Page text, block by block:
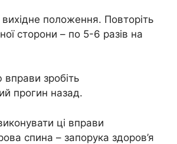
вихідне положення. Повторіть
сторони – по 5-6 разів на
вправи зробіть
прогин назад.
ці вправи
спина – запорука здоров’я